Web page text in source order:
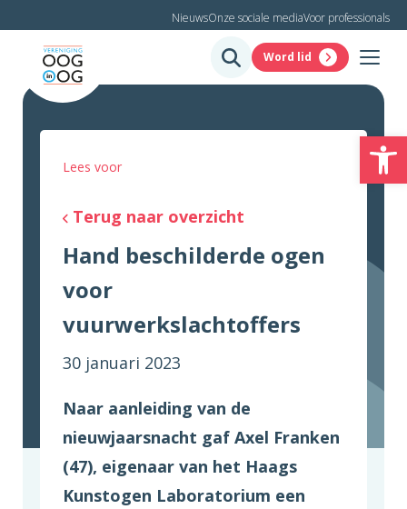
NieuwsOnze sociale mediaVoor professionals
Word lid
Lees voor
Terug naar overzicht
Hand beschilderde ogen
voor
vuurwerkslachtoffers
30 januari 2023
Naar aanleiding van de
nieuwjaarsnacht gaf Axel Franken
(47), eigenaar van het Haags
Kunstogen Laboratorium een